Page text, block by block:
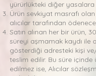
yürürlükteki diğer yasalara
Ürün sevkiyat masrafı
alıcılar tarafından
Satın alınan her bir ürün,
süreyi aşmamak kaydı ile
gösterdiği adresteki kişi
teslim edilir. Bu süre içinde
edilmez ise, Alıcılar